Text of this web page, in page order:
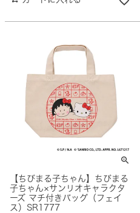
【ちびまる子ちゃん】ちびまる
子ちゃん×サンリオキャラクタ
ーズ マチ付きバッグ（フェイ
ス）SR1777